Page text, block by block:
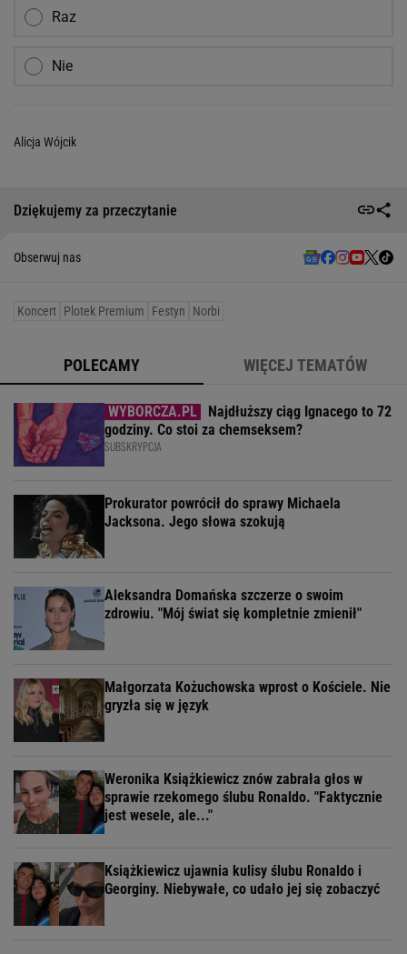
Raz
Nie
Alicja Wójcik
Dziękujemy za przeczytanie
Obserwuj nas
Koncert Plotek Premium Festyn Norbi
POLECAMY WIĘCEJ TEMATÓW
Najdłuższy ciąg Ignacego to 72
godziny. Co stoi za chemseksem?
SUBSKRYPCJA
Prokurator powrócił do sprawy Michaela
Jacksona. Jego słowa szokują
Aleksandra Domańska szczerze o swoim
zdrowiu. "Mój świat się kompletnie zmienił"
Małgorzata Kożuchowska wprost o Kościele. Nie
gryzła się w język
Weronika Książkiewicz znów zabrała głos w
sprawie rzekomego ślubu Ronaldo. "Faktycznie
jest wesele, ale..."
Książkiewicz ujawnia kulisy ślubu Ronaldo i
Georginy. Niebywałe, co udało jej się zobaczyć